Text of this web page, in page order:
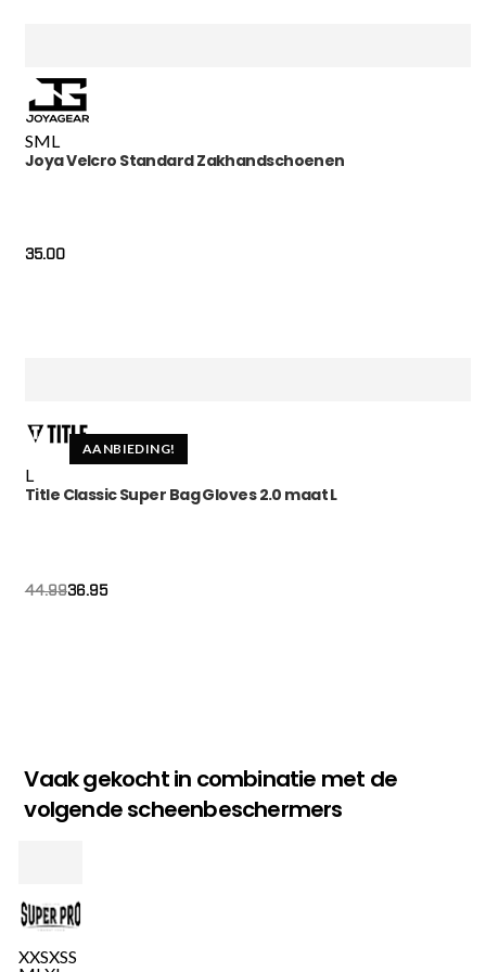
SML
Joya Velcro Standard Zakhandschoenen
35.00
AANBIEDING!
L
Title Classic Super Bag Gloves 2.0 maat L
44.99
Oorspronkelijke
prijs
36.95
Huidige
prijs
Vaak gekocht in combinatie met de
volgende scheenbeschermers
XXSXSS